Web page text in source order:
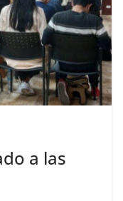
a las